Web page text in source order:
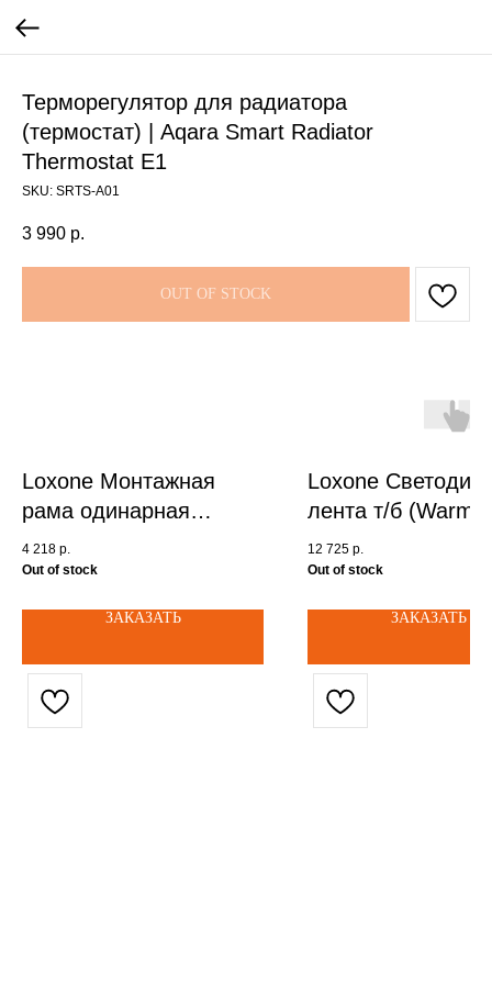
Терморегулятор для радиатора
(термостат) | Aqara Smart Radiator
Thermostat E1
SKU: SRTS-A01
3 990 р.
OUT OF STOCK
Loxone Монтажная
рама одинарная
Серебро (Mounting
Bracket Single Silver)
4 218 р.
Out of stock
ЗАКАЗАТЬ
Loxone
лента т/б (Warm
LED Strip 5m) -
арт. 200061
12 725 р.
Out of stock
ЗАКАЗАТЬ